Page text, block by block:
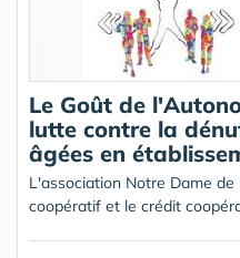
Le Goût de
lutte contre la
âgées en
L'association Notre Dame
coopératif et le crédit